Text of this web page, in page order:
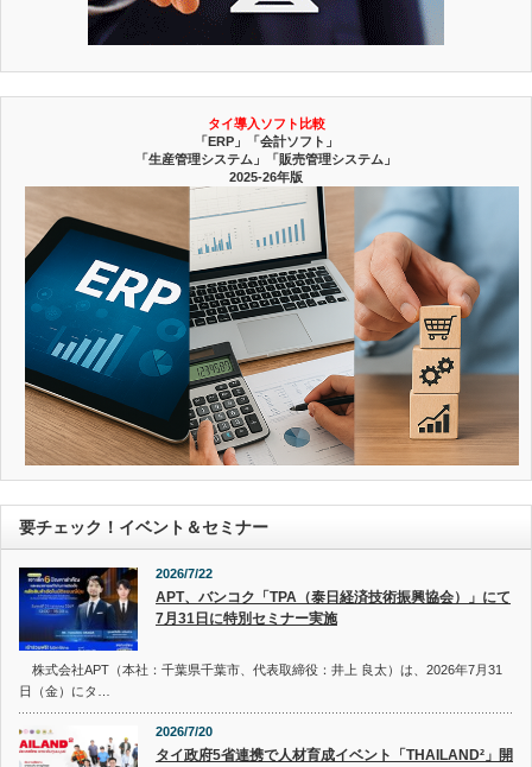
タイ導入ソフト比較
「ERP」「会計ソフト」
「生産管理システム」「販売管理システム」
2025-26年版
要チェック！イベント＆セミナー
2026/7/22
APT、バンコク「TPA（泰日経済技術振興協会）」にて
7月31日に特別セミナー実施
株式会社APT（本社：千葉県千葉市、代表取締役：井上 良太）は、2026年7月31
日（金）にタ…
2026/7/20
タイ政府5省連携で人材育成イベント「THAILAND²」開